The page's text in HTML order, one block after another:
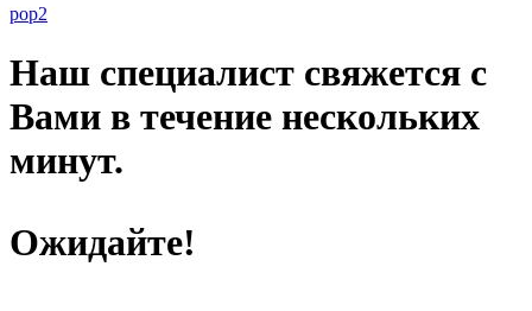
pop2
Наш специалист свяжется с
Вами в течение нескольких
минут.
Ожидайте!